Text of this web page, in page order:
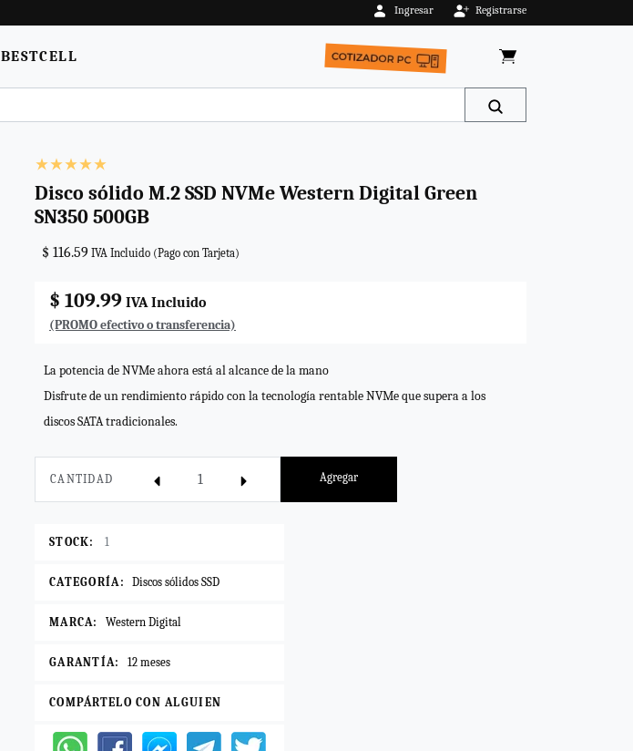
Ingresar Registrarse
BESTCELL
Disco sólido M.2 SSD NVMe Western Digital Green
SN350 500GB
$ 116.59 IVA Incluido (Pago con Tarjeta)
$ 109.99 IVA Incluido
(PROMO efectivo o transferencia)
La potencia de NVMe ahora está al alcance de la mano
Disfrute de un rendimiento rápido con la tecnología rentable NVMe que supera a los
discos SATA tradicionales.
CANTIDAD Agregar
STOCK: 1
CATEGORÍA: Discos sólidos SSD
MARCA: Western Digital
GARANTÍA: 12 meses
COMPÁRTELO CON ALGUIEN